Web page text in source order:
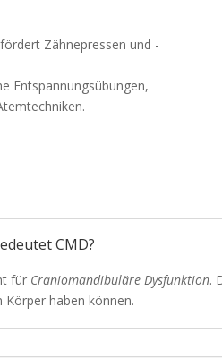
Zähnepressen und -
Entspannungsübungen,
CMD?
für Craniomandibuläre Dysfunktion.
Körper haben können.